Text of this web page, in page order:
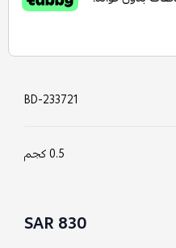
BD-233721
0.5 كجم
830 SAR